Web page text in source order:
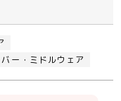
ー・ミドルウェア